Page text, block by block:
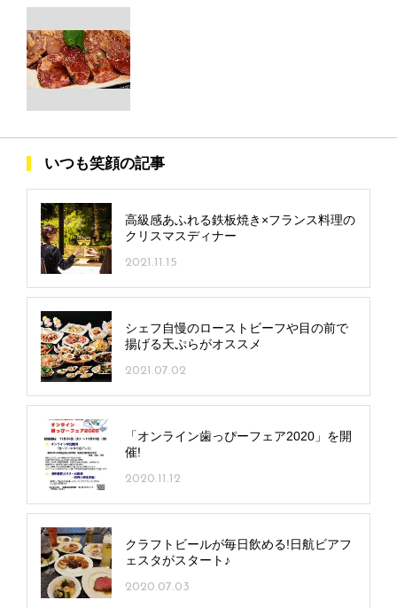
いつも笑顔の記事
高級感あふれる鉄板焼き×フランス料理の
クリスマスディナー
2021.11.15
シェフ自慢のローストビーフや目の前で
揚げる天ぷらがオススメ
2021.07.02
「オンライン歯っぴーフェア2020」を開
催!
2020.11.12
クラフトビールが毎日飲める!日航ビアフ
ェスタがスタート♪
2020.07.03